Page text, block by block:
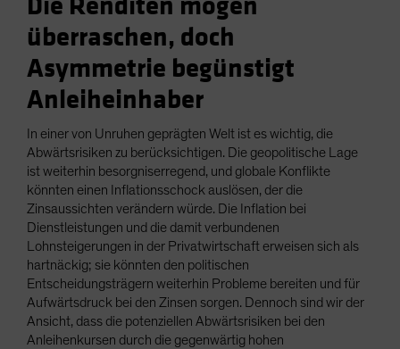
überraschen, doch
Asymmetrie begünstigt
Anleiheinhaber
In einer von Unruhen geprägten Welt ist es wichtig, die
Abwärtsrisiken zu berücksichtigen. Die geopolitische Lage
ist weiterhin besorgniserregend, und globale Konflikte
könnten einen Inflationsschock auslösen, der die
Zinsaussichten verändern würde. Die Inflation bei
Dienstleistungen und die damit verbundenen
Lohnsteigerungen in der Privatwirtschaft erweisen sich als
hartnäckig; sie könnten den politischen
Entscheidungsträgern weiterhin Probleme bereiten und für
Aufwärtsdruck bei den Zinsen sorgen. Dennoch sind wir der
Ansicht, dass die potenziellen Abwärtsrisiken bei den
Anleihenkursen durch die gegenwärtig hohen